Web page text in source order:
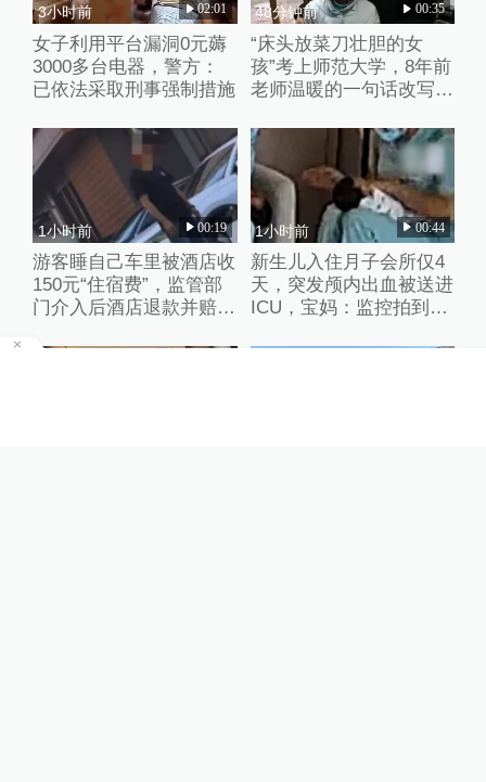
3小时前 02:01
女子利用平台漏洞0元薅
3000多台电器，警方：
已依法采取刑事强制措施
48分钟前 00:35
“床头放菜刀壮胆的女
孩”考上师范大学，8年前
老师温暖的一句话改写了
1小时前 00:19
游客睡自己车里被酒店收
150元“住宿费”，监管部
门介入后酒店退款并赔偿
1小时前 00:44
新生儿入住月子会所仅4
天，突发颅内出血被送进
ICU，宝妈：监控拍到护